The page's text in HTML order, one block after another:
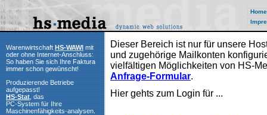
Home
WarenwirtschaftHS-WAWImit
oder ohne Internet-Anschluss:
So haben Sie sich Ihre Faktura
immer schon gewünscht!
Produzierende Betriebe
aufgepasst!
HS-Stat, das
PC-System für Ihre
Maschinenfähigkeits-analysen.
Dieser Bereich ist nur für unsere
und zugehörige Mailkonten
vielfältigen Möglichkeiten von HS-
Anfrage-Formular.
Hier gehts zum Login für ...